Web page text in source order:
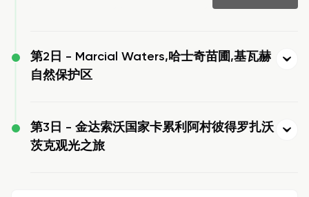
第2日 - Marcial Waters,哈士奇苗圃,基瓦赫
自然保护区
第3日 - 金达索沃国家卡累利阿村彼得罗扎沃
茨克观光之旅